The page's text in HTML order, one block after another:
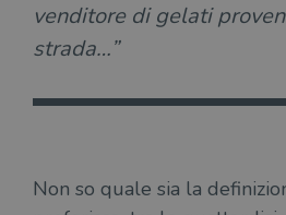
venditore di gelati
strada…”
Non so quale sia la